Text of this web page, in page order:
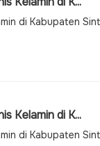
di Kabupaten
Kelamin di K...
di Kabupaten